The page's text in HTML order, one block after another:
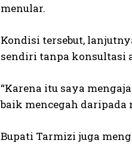
menular.
Kondisi tersebut,
sendiri tanpa konsultasi
“Karena itu saya
baik mencegah daripada
Bupati Tarmizi juga